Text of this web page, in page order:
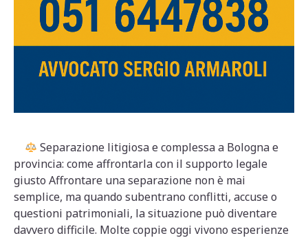
Separazione litigiosa e complessa a Bologna e
provincia: come affrontarla con il supporto legale
giusto Affrontare una separazione non è mai
semplice, ma quando subentrano conflitti, accuse o
questioni patrimoniali, la situazione può diventare
davvero difficile. Molte coppie oggi vivono esperienze